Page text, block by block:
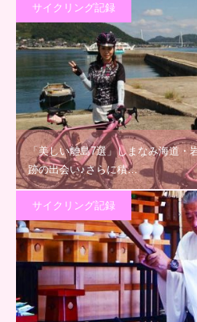
サイクリング記録
「美しい離島7選」しまなみ海道・
跡の出会い♪さらに積…
サイクリング記録